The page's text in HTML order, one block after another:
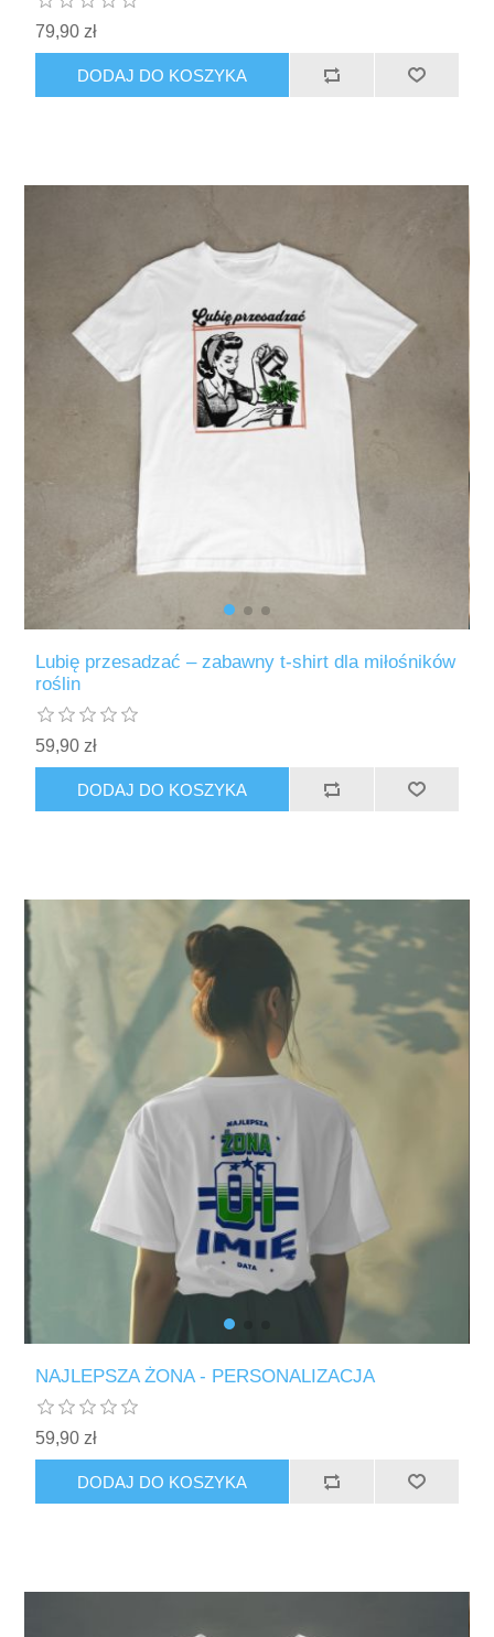
79,90 zł
DODAJ DO KOSZYKA
Lubię przesadzać – zabawny t-shirt dla miłośników
roślin
59,90 zł
DODAJ DO KOSZYKA
NAJLEPSZA ŻONA - PERSONALIZACJA
59,90 zł
DODAJ DO KOSZYKA